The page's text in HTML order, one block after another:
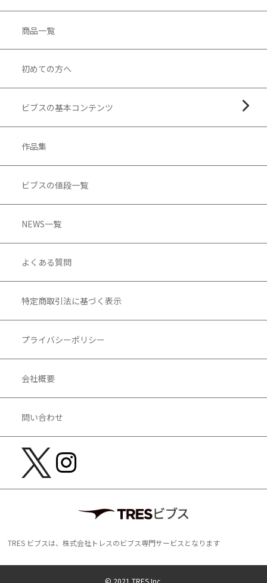
商品一覧
初めての方へ
ビブスの基本コンテンツ
作品集
ビブスの値段一覧
NEWS一覧
よくある質問
特定商取引法に基づく表示
プライバシーポリシー
会社概要
問い合わせ
TRES ビブスは、株式会社トレスのビブス専門サービスとなります
© 2021 TRES Inc.